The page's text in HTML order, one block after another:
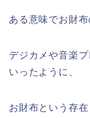
ある意味でお財布
デジカメや音楽
いったように、
お財布という存